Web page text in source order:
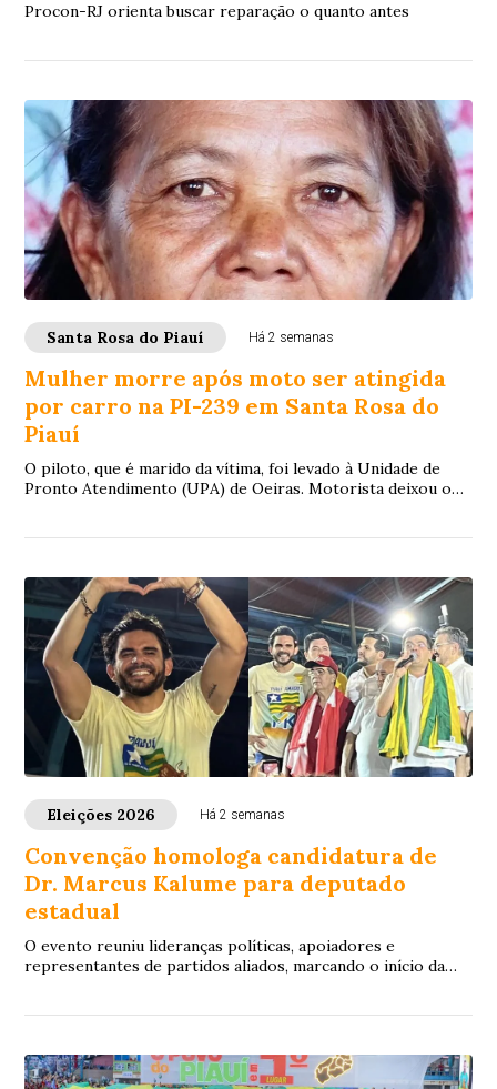
Procon-RJ orienta buscar reparação o quanto antes
Santa Rosa do Piauí Há 2 semanas
Mulher morre após moto ser atingida
por carro na PI-239 em Santa Rosa do
Piauí
O piloto, que é marido da vítima, foi levado à Unidade de
Pronto Atendimento (UPA) de Oeiras. Motorista deixou o
Eleições 2026 Há 2 semanas
Convenção homologa candidatura de
Dr. Marcus Kalume para deputado
estadual
O evento reuniu lideranças políticas, apoiadores e
representantes de partidos aliados, marcando o início da